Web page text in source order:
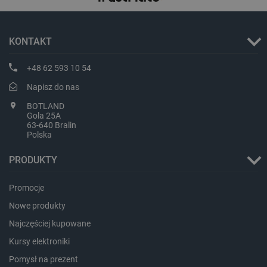
KONTAKT
+48 62 593 10 54
Napisz do nas
BOTLAND
Gola 25A
63-640 Bralin
Polska
PRODUKTY
Promocje
Nowe produkty
Najczęściej kupowane
Kursy elektroniki
Pomysł na prezent